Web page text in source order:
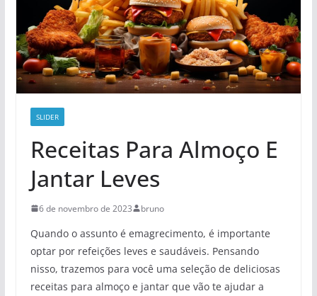
SLIDER
Receitas Para Almoço E
Jantar Leves
6 de novembro de 2023 bruno
Quando o assunto é emagrecimento, é importante
optar por refeições leves e saudáveis. Pensando
nisso, trazemos para você uma seleção de deliciosas
receitas para almoço e jantar que vão te ajudar a